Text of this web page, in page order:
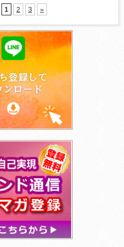
1 2 3 »